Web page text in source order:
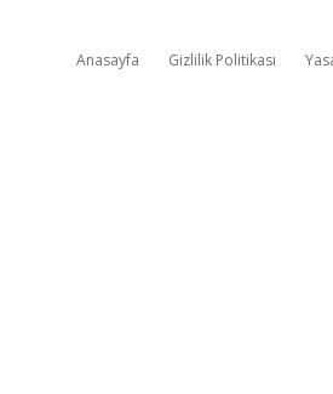
Anasayfa Gizlilik Politikası